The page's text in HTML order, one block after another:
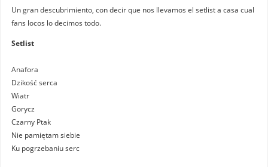
Un gran descubrimiento, con decir que nos llevamos el setlist a casa cual
fans locos lo decimos todo.
Setlist
Anafora
Dzikość serca
Wiatr
Gorycz
Czarny Ptak
Nie pamiętam siebie
Ku pogrzebaniu serc